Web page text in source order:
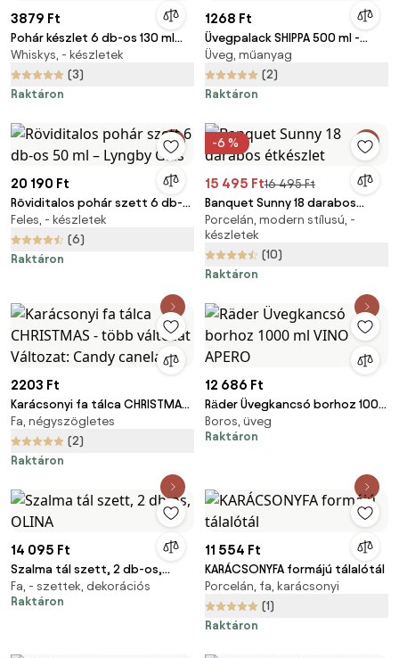
3879 Ft
Pohár készlet 6 db-os 130 ml
Picardie - Duralex
Whiskys, - készletek
(3)
Raktáron
1268 Ft
Üvegpalack SHIPPA 500 ml -
több színben
Üveg, műanyag
(2)
Raktáron
20 190 Ft
Röviditalos pohár szett 6 db-
os 50 ml – Lyngby Glas
Feles, - készletek
(6)
Raktáron
-6 %
15 495 Ft16 495 Ft
Banquet Sunny 18 darabos
étkészlet
Porcelán, modern stílusú, -
készletek
(10)
Raktáron
2203 Ft
Karácsonyi fa tálca CHRISTMAS
- több változat Változat:
Candy canelane
Fa, négyszögletes
(2)
Raktáron
12 686 Ft
Räder Üvegkancsó borhoz 1000
ml VINO APERO
Boros, üveg
Raktáron
14 095 Ft
Szalma tál szett, 2 db-os,
OLINA
Fa, - szettek, dekorációs
Raktáron
11 554 Ft
KARÁCSONYFA formájú tálalótál
Porcelán, fa, karácsonyi
(1)
Raktáron